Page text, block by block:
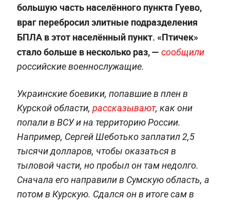
большую часть населённого пункта Гуево,
враг перебросил элитные подразделения
БПЛА в этот населённый пункт. «Птичек»
стало больше в несколько раз, — сообщили
российские военнослужащие.
Украинские боевики, попавшие в плен в
Курской области, рассказывают, как они
попали в ВСУ и на территорию России.
Например, Сергей Шеботько заплатил 2,5
тысячи долларов, чтобы оказаться в
тыловой части, но пробыл он там недолго.
Сначала его направили в Сумскую область, а
потом в Курскую. Сдался он в итоге сам в